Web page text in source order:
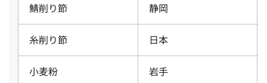
鯖削り節 静岡
糸削り節 日本
小麦粉 岩手